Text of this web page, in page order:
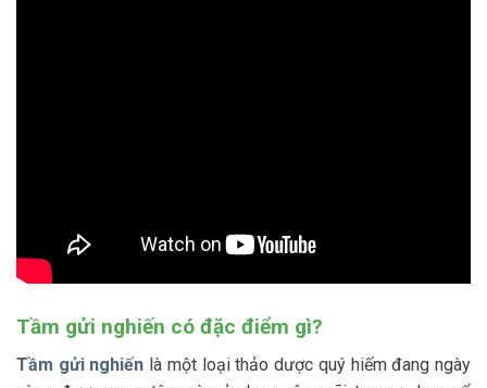
Tầm gửi nghiến có đặc điểm gì?
Tầm gửi nghiến là một loại thảo dược quý hiếm đang ngày